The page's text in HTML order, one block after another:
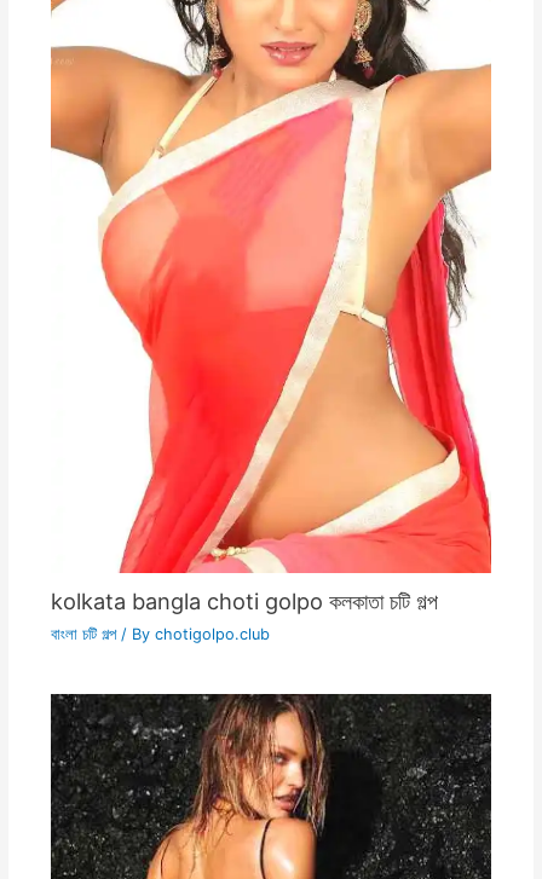
kolkata bangla choti golpo কলকাতা চটি গল্প
বাংলা চটি গল্প/ By chotigolpo.club